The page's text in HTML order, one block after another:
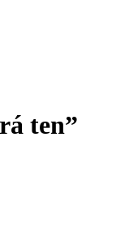
ten”